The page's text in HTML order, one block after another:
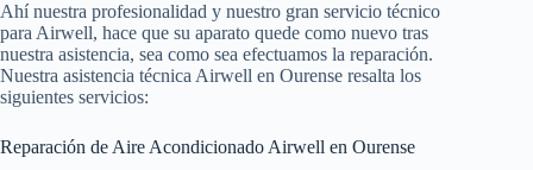
Ahí nuestra profesionalidad y nuestro gran servicio técnico
para Airwell, hace que su aparato quede como nuevo tras
nuestra asistencia, sea como sea efectuamos la reparación.
Nuestra asistencia técnica Airwell en Ourense resalta los
siguientes servicios:
Reparación de Aire Acondicionado Airwell en Ourense